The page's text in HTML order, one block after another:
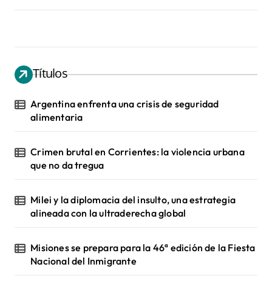
Títulos
Argentina enfrenta una crisis de seguridad
alimentaria
Crimen brutal en Corrientes: la violencia urbana
que no da tregua
Milei y la diplomacia del insulto, una estrategia
alineada con la ultraderecha global
Misiones se prepara para la 46ª edición de la Fiesta
Nacional del Inmigrante